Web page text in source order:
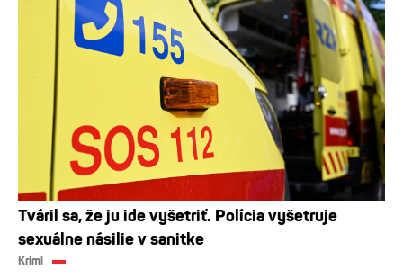
Tváril sa, že ju ide vyšetriť. Polícia vyšetruje
sexuálne násilie v sanitke
Krimi